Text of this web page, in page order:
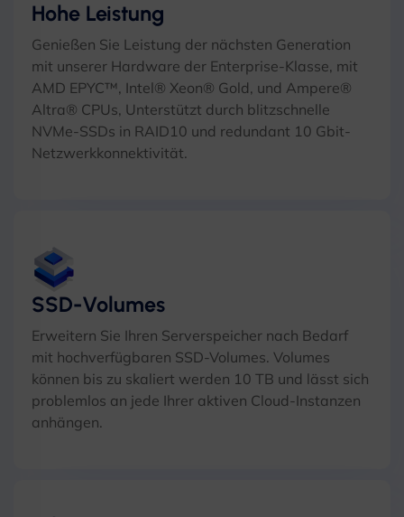
Hohe Leistung
Genießen Sie Leistung der nächsten Generation
mit unserer Hardware der Enterprise-Klasse, mit
AMD EPYC™, Intel® Xeon® Gold, und Ampere®
Altra® CPUs, Unterstützt durch blitzschnelle
NVMe-SSDs in RAID10 und redundant 10 Gbit-
Netzwerkkonnektivität.
SSD-Volumes
Erweitern Sie Ihren Serverspeicher nach Bedarf
mit hochverfügbaren SSD-Volumes. Volumes
können bis zu skaliert werden 10 TB und lässt sich
problemlos an jede Ihrer aktiven Cloud-Instanzen
anhängen.